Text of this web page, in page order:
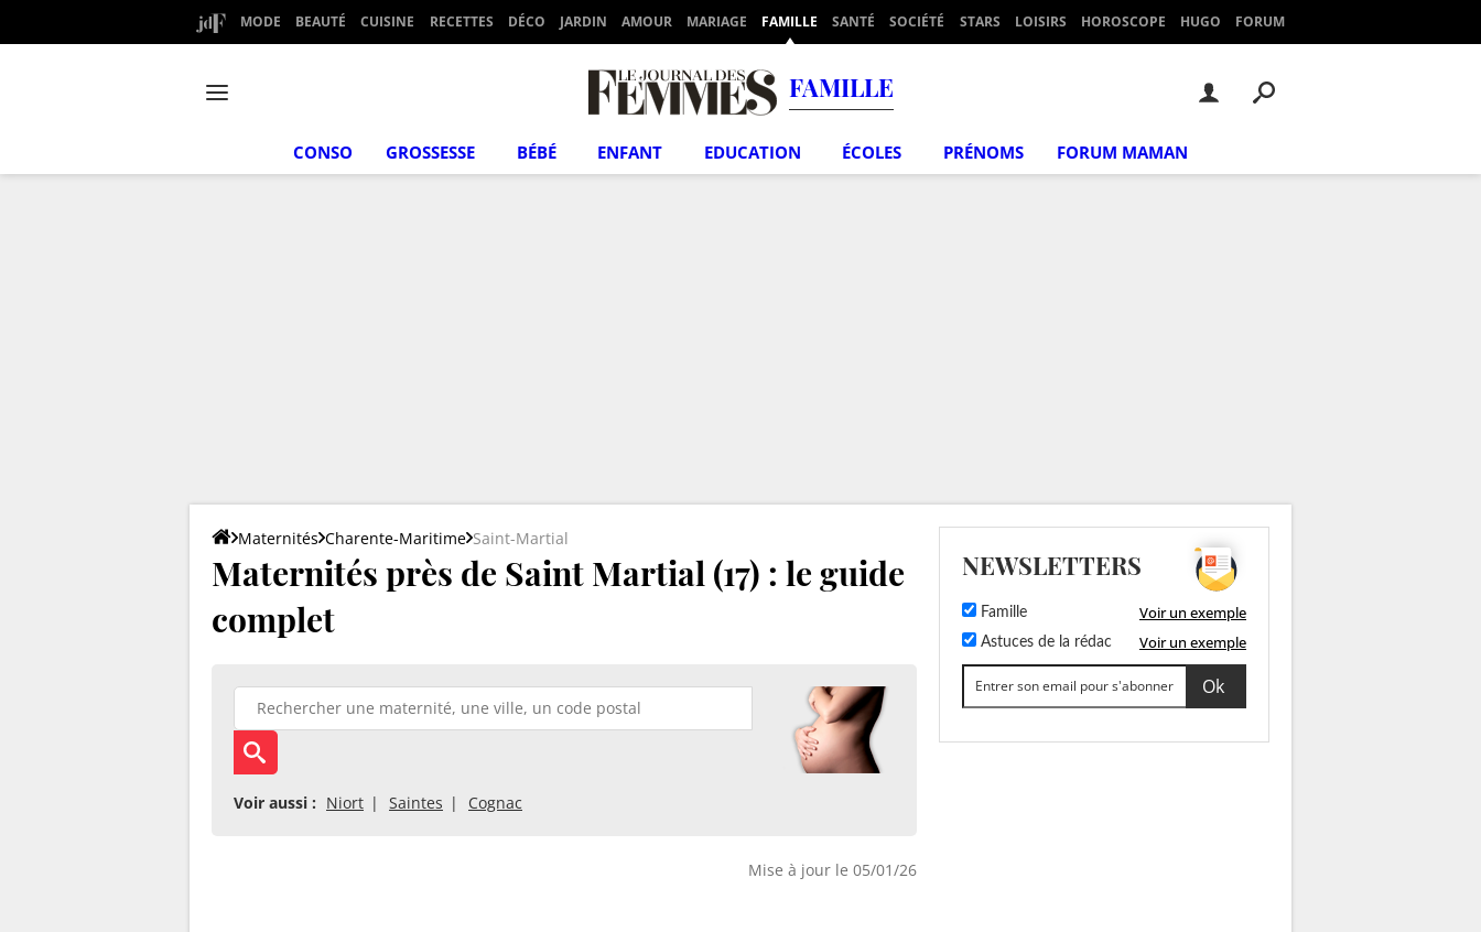
MODE BEAUTÉ CUISINE RECETTES DÉCO JARDIN AMOUR MARIAGE FAMILLE SANTÉ SOCIÉTÉ STARS LOISIRS HOROSCOPE HUGO FORUM
FAMILLE
CONSO GROSSESSE BÉBÉ ENFANT EDUCATION ÉCOLES PRÉNOMS FORUM MAMAN
Maternités Charente-Maritime Saint-Martial
Maternités près de Saint Martial (17) : le guide
complet
Voir aussi : Niort Saintes Cognac
Mise à jour le 05/01/26
NEWSLETTERS
Famille Voir un exemple
Astuces de la rédac Voir un exemple